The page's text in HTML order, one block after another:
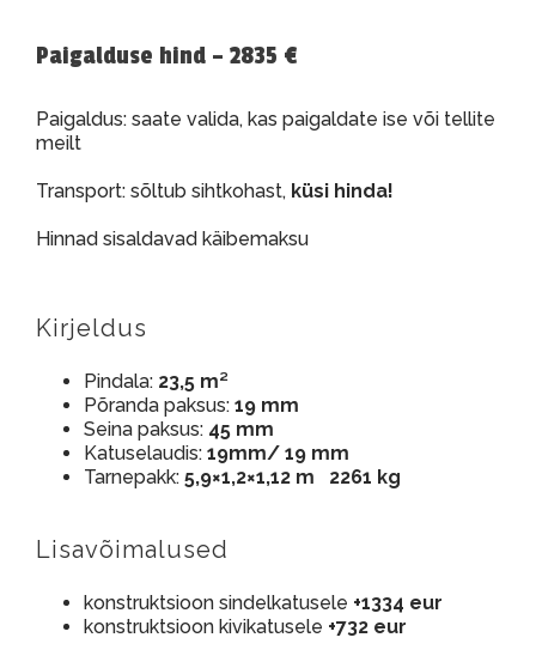
Paigalduse hind – 2835 €
Paigaldus: saate valida, kas paigaldate ise või tellite
meilt
Transport: sõltub sihtkohast, küsi hinda!
Hinnad sisaldavad käibemaksu
Kirjeldus
Pindala: 23,5 m²
Põranda paksus: 19 mm
Seina paksus: 45 mm
Katuselaudis: 19mm/ 19 mm
Tarnepakk: 5,9×1,2×1,12 m 2261 kg
Lisavõimalused
konstruktsioon sindelkatusele +1334 eur
konstruktsioon kivikatusele +732 eur